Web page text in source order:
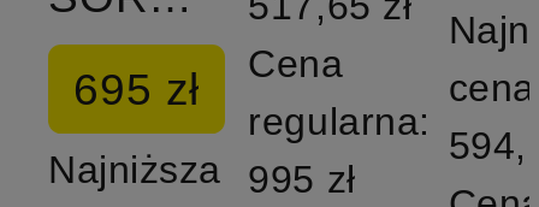
695 zł
Najniższa
Cena
regularna:
995 zł